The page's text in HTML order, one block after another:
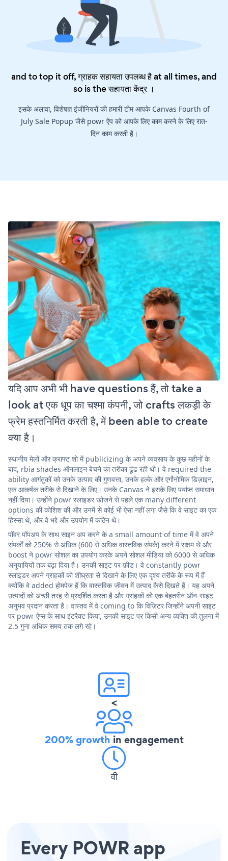
and to top it off, ग्राहक सहायता उपलब्ध है at all times, and
so is theसहायता केंद्र।
इसके अलावा, विशेषज्ञ इंजीनियरों की हमारी टीम आपके Canvas Fourth of
July Sale Popup जैसे powr ऐप को आपके लिए काम करने के लिए रात-
दिन काम करती है।
यदि आप अभी भी have questions हैं, तो take a
look at एक धूप का चश्मा कंपनी, जो crafts लकड़ी के
फ्रेम हस्तनिर्मित करती है, में been able to create
क्या है।
स्थानीय मेलों और क्राफ्ट शो में publicizing के अपने व्यवसाय के कुछ महीनों के
बाद, rbia shades ऑनलाइन बेचने का तरीका ढूंढ रही थी। वे required the
ability आगंतुकों को उनके उत्पाद की गुणवत्ता, उनके हल्के और एर्गोनोमिक डिज़ाइन,
एक आकर्षक तरीके से दिखाने के लिए। उनके Canvas ने इसके लिए पर्याप्त समाधान
नहीं दिया। उन्होंने powr स्लाइडर खोजने से पहले एक many different
options की कोशिश की और उनमें से कोई भी ऐसा नहीं लगा जैसे कि वे साइट का एक
हिस्सा थे, और वे भद्दे और उपयोग में कठिन थे।
पॉवर पॉपअप के साथ साइन अप करने के a small amount of time में वे अपने
संपर्कों को 250% से अधिक (600 से अधिक वास्तविक संपर्क) करने में सक्षम थे और
boost ने powr सोशल का उपयोग करके अपने सोशल मीडिया को 6000 से अधिक
अनुयायियों तक बढ़ा दिया है। उनकी साइट पर फ़ीड। वे constantly powr
स्लाइडर अपने ग्राहकों को शीघ्रता से दिखाने के लिए एक दृश्य तरीके के रूप में हैं
क्योंकि वे added होमपेज हैं कि वास्तविक जीवन में उत्पाद कैसे दिखते हैं। यह अपने
उत्पादों को अच्छी तरह से प्रदर्शित करता है और ग्राहकों को एक बेहतरीन ऑन-साइट
अनुभव प्रदान करता है। वास्तव में वे coming to कि विज़िटर जिन्होंने अपनी साइट
पर powr ऐप्स के साथ इंटरैक्ट किया, उनकी साइट पर किसी अन्य व्यक्ति की तुलना में
2.5 गुना अधिक समय तक लगे रहे।
<
200% growth in engagement
वी
Every POWR app